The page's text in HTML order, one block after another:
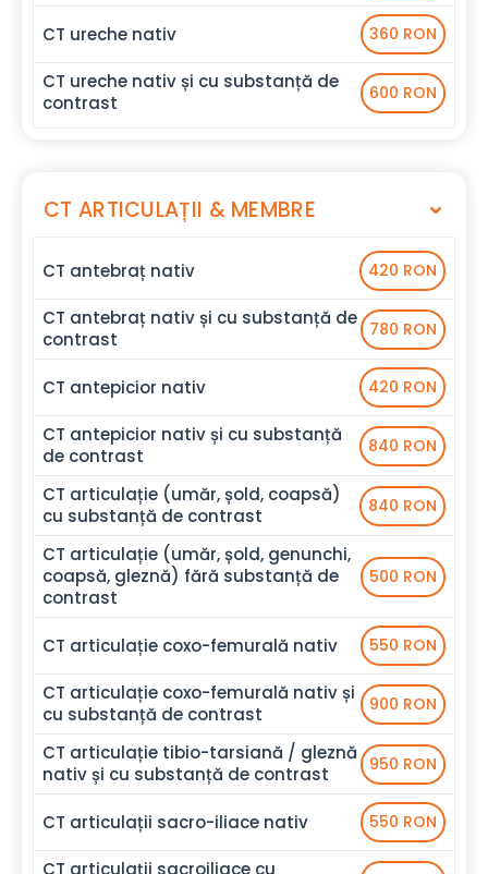
CT ureche nativ 360 RON
CT ureche nativ și cu substanță de
contrast
600 RON
CT ARTICULAȚII & MEMBRE
CT antebraț nativ 420 RON
CT antebraț nativ și cu substanță de
contrast
780 RON
CT antepicior nativ 420 RON
CT antepicior nativ și cu substanță
de contrast
840 RON
CT articulație (umăr, șold, coapsă)
cu substanță de contrast
840 RON
CT articulație (umăr, șold, genunchi,
coapsă, gleznă) fără substanță de
contrast
500 RON
CT articulație coxo-femurală nativ 550 RON
CT articulație coxo-femurală nativ și
cu substanță de contrast
900 RON
CT articulație tibio-tarsiană / gleznă
nativ și cu substanță de contrast
950 RON
CT articulații sacro-iliace nativ 550 RON
CT articulații sacroiliace cu